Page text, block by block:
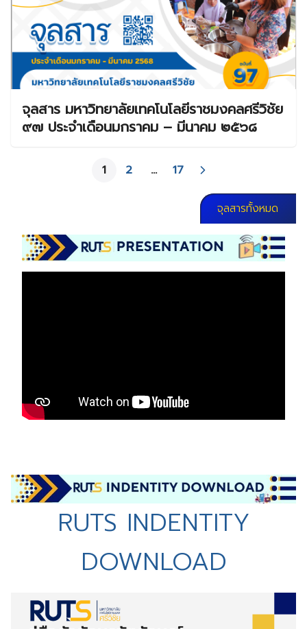
จุลสาร มหาวิทยาลัยเทคโนโลยีราชมงคลศรีวิชัย
๙๗ ประจำเดือนมกราคม – มีนาคม ๒๕๖๘
1 2 … 17
จุลสารทั้งหมด
RUTS INDENTITY
DOWNLOAD